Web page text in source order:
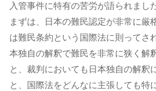
入管事件に特有の苦労が語られました
まずは、日本の難民認定が非常に厳
は難民条約という国際法に則ってさ
本独自の解釈で難民を非常に狭く解
と、裁判においても日本独自の解釈
と、国際法をどんなに主張しても特